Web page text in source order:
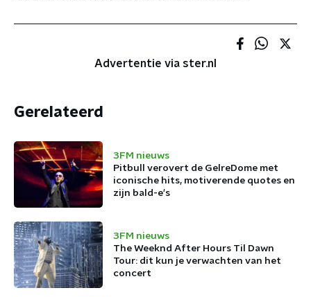
Advertentie via ster.nl
Gerelateerd
3FM nieuws
Pitbull verovert de GelreDome met
iconische hits, motiverende quotes en
zijn bald-e's
3FM nieuws
The Weeknd After Hours Til Dawn
Tour: dit kun je verwachten van het
concert